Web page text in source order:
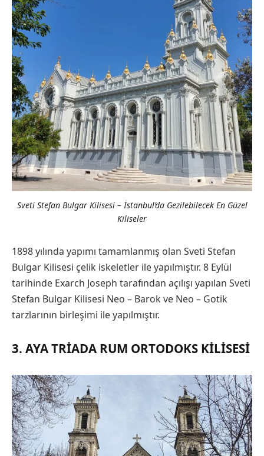
Sveti Stefan Bulgar Kilisesi – İstanbul’da Gezilebilecek En Güzel
Kiliseler
1898 yılında yapımı tamamlanmış olan Sveti Stefan
Bulgar Kilisesi çelik iskeletler ile yapılmıştır. 8 Eylül
tarihinde Exarch Joseph tarafından açılışı yapılan Sveti
Stefan Bulgar Kilisesi Neo – Barok ve Neo – Gotik
tarzlarının birleşimi ile yapılmıştır.
3. AYA TRIADA RUM ORTODOKS KILISESI